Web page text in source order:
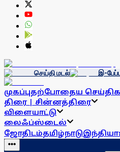
செய்தி மடல் இ-
முகப்புதற்போதைய
திரை | சின்னத்திரை
விளையாட்டு
லைஃப்ஸ்டைல்
ஜோதிடம்தமிழ்நாடுஇந்தியா